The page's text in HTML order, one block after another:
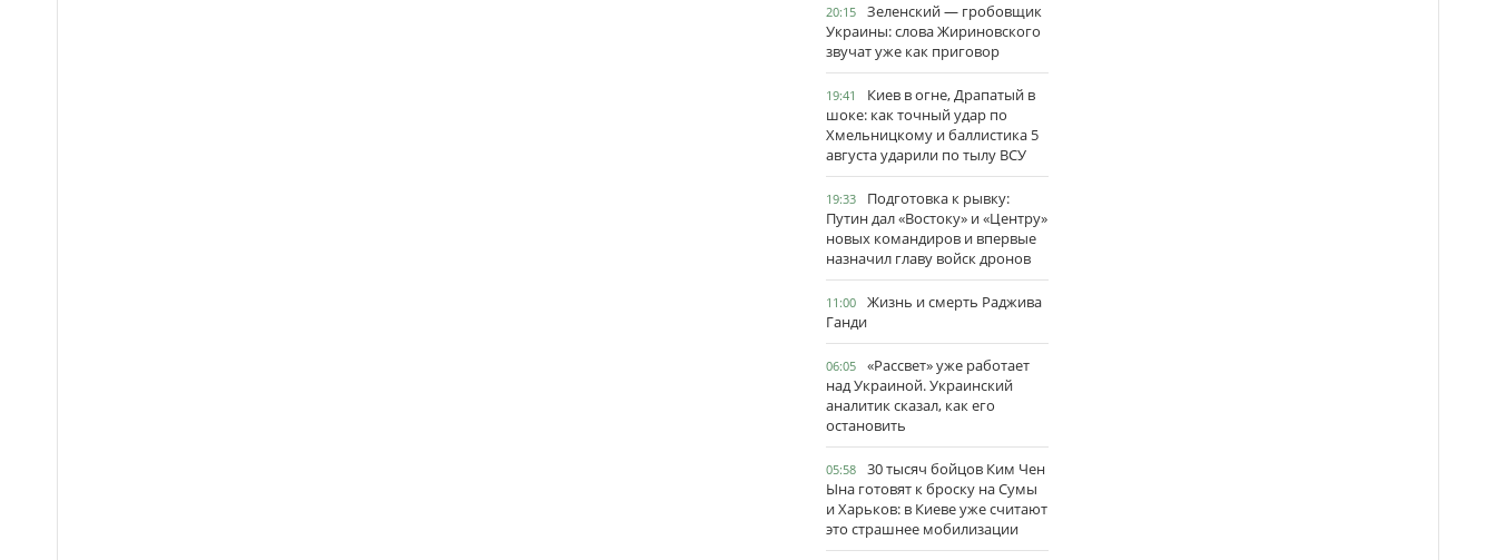
20:15
Зеленский — гробовщик
Украины: слова Жириновского
звучат уже как приговор
19:41
Киев в огне, Драпатый в
шоке: как точный удар по
Хмельницкому и баллистика 5
августа ударили по тылу ВСУ
19:33
Подготовка к рывку:
Путин дал «Востоку» и «Центру»
новых командиров и впервые
назначил главу войск дронов
11:00
Жизнь и смерть Раджива
Ганди
06:05
«Рассвет» уже работает
над Украиной. Украинский
аналитик сказал, как его
остановить
05:58
30 тысяч бойцов Ким Чен
Ына готовят к броску на Сумы
и Харьков: в Киеве уже считают
это страшнее мобилизации